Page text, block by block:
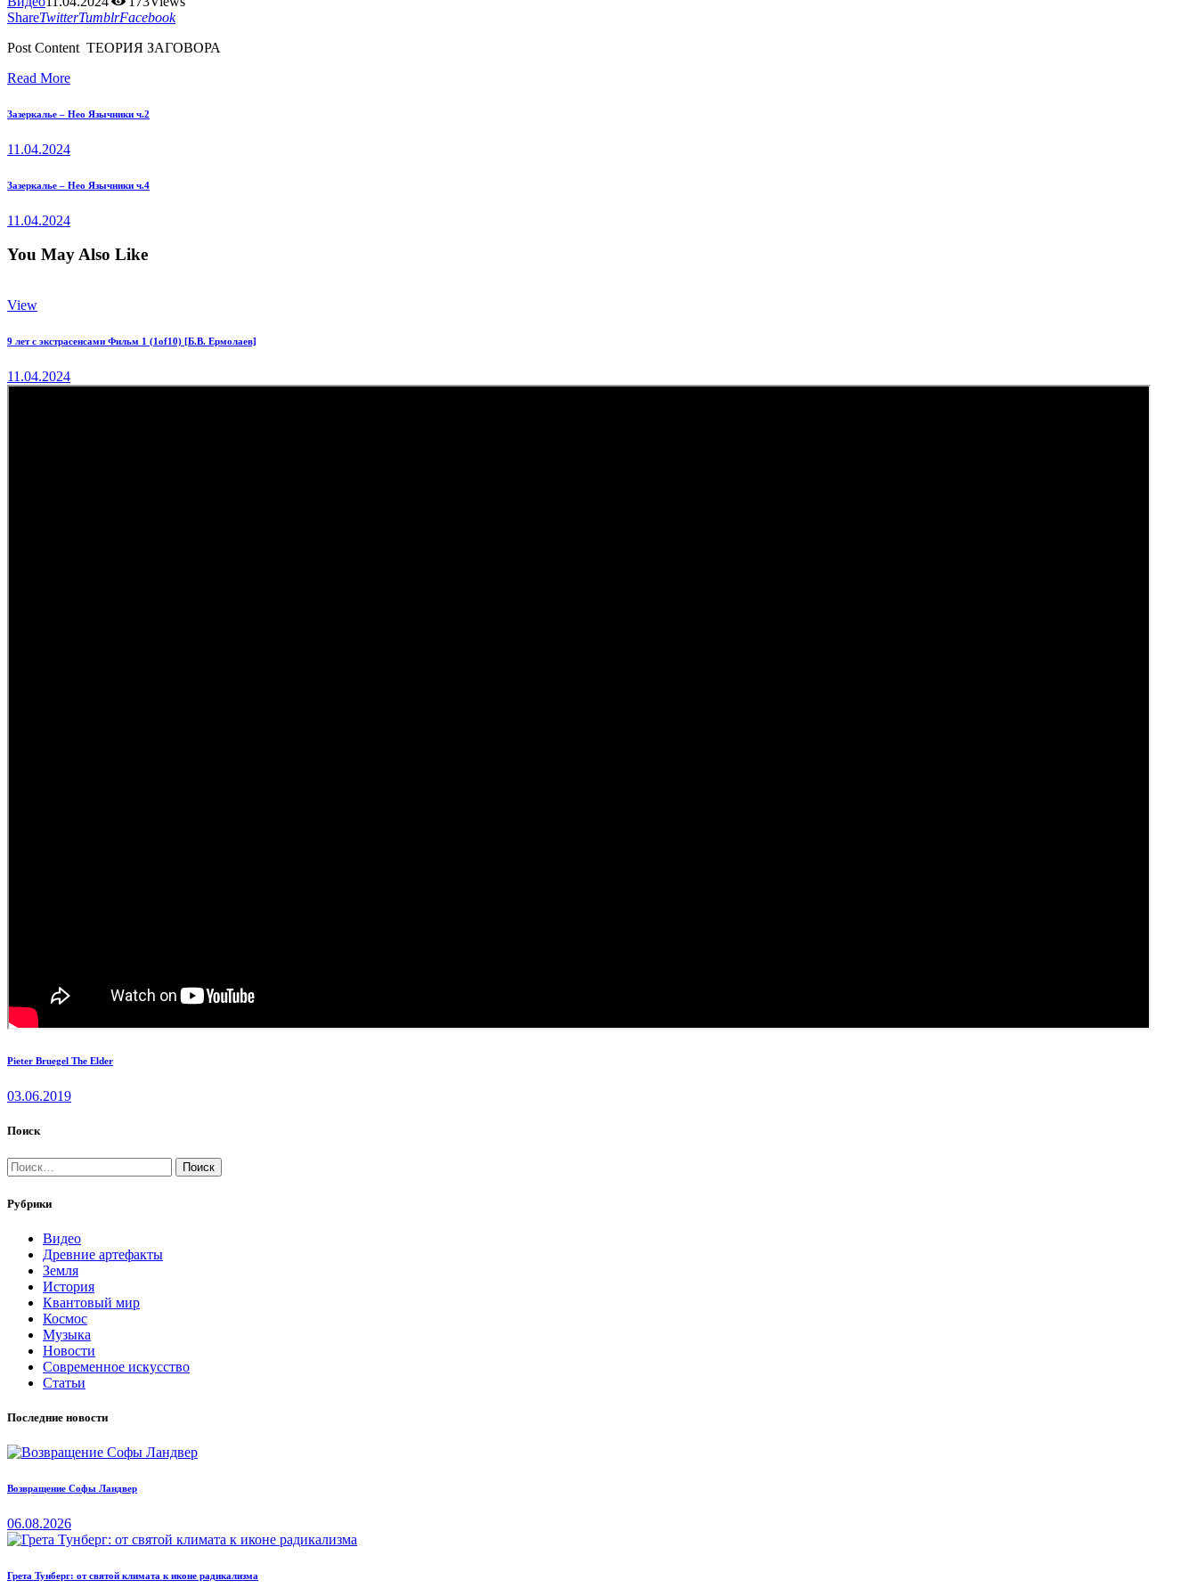
ShareTwitterTumblrFacebook
Post Content ТЕОРИЯ ЗАГОВОРА
Read More
Навигация
по
Previous
Зазеркалье – Нео Язычники ч.2
11.04.2024
Next
Зазеркалье – Нео Язычники ч.4
11.04.2024
You May Also Like
View
9 лет с экстрасенсами Фильм 1 (1of10) [Б.В. Ермолаев]
11.04.2024
Pieter Bruegel The Elder
03.06.2019
Поиск
Найти:
Рубрики
Видео
Древние артефакты
Земля
История
Квантовый мир
Космос
Музыка
Новости
Современное искусство
Статьи
Последние новости
Возвращение Софы Ландвер
06.08.2026
Грета Тунберг: от святой климата к иконе радикализма